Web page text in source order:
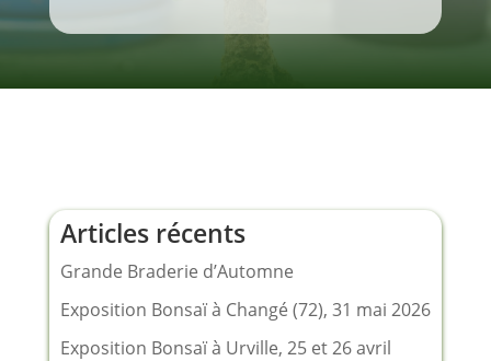
Articles récents
Grande Braderie d’Automne
Exposition Bonsaï à Changé (72), 31 mai 2026
Exposition Bonsaï à Urville, 25 et 26 avril